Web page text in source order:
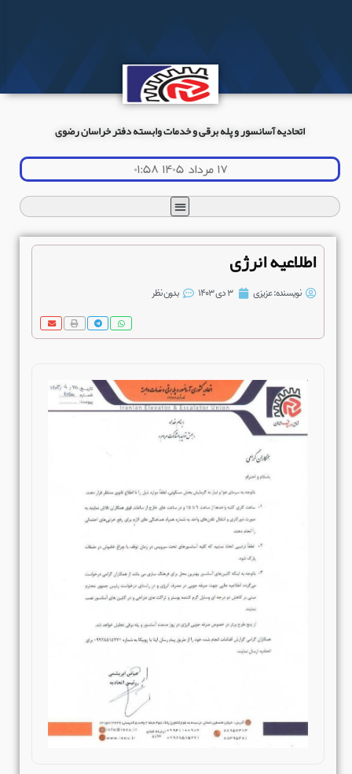
اتحادیه آسانسور و پله برقی و خدمات وابسته دفتر خراسان رضوی
۱۷ مرداد ۱۴۰۵ ۰۱:۵۸
اطلاعیه انرژی
نویسنده:عزیزی ۳ دی ۱۴۰۳ بدون نظر